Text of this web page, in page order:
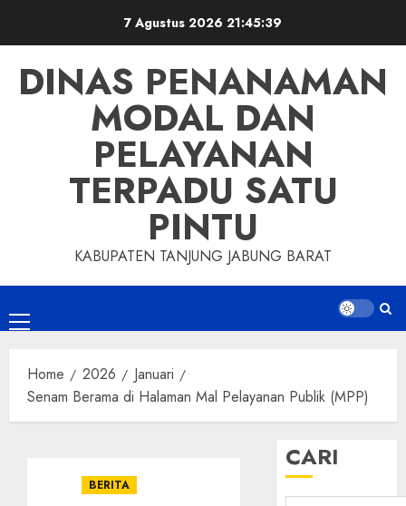
7 Agustus 2026 21:45:39
DINAS PENANAMAN
MODAL DAN
PELAYANAN
TERPADU SATU
PINTU
KABUPATEN TANJUNG JABUNG BARAT
Primary
Menu
Home
2026
Januari
Senam Berama di Halaman Mal Pelayanan Publik (MPP)
BERITA
CARI